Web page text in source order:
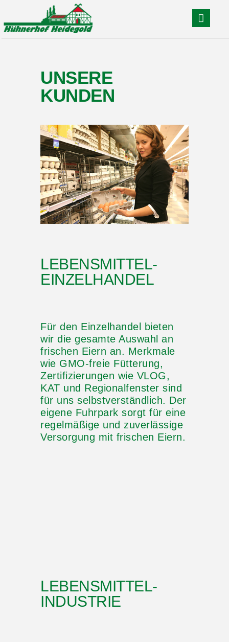
UNSERE
KUNDEN
LEBENSMITTEL-
EINZELHANDEL
Für den Einzelhandel bieten
wir die gesamte Auswahl an
frischen Eiern an. Merkmale
wie GMO-freie Fütterung,
Zertifizierungen wie VLOG,
KAT und Regionalfenster sind
für uns selbstverständlich. Der
eigene Fuhrpark sorgt für eine
regelmäßige und zuverlässige
Versorgung mit frischen Eiern.
LEBENSMITTEL-
INDUSTRIE